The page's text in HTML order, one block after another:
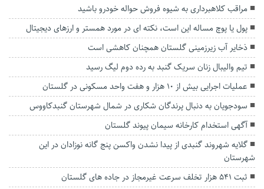
مراقب کلاهبرداری به شیوه فروش حواله خودرو باشید
پول یا پوچ مساله این است، نکته ای در مورد همستر و ارزهای دیجیتال
ذخایر آب زیرزمینی گلستان همچنان کاهشی است
تیم والیبال زنان سریک گنبد به رده دوم لیگ رسید
عملیات اجرایی بیش از ۱۰ هزار و هفت واحد مسکونی در گلستان
سودجویان به دنبال پرندگان شکاری در شمال شهرستان گنبدکاووس
آگهی استخدام کارخانه سیمان پیوند گلستان
گلایه شهروند گنبدی از پیدا نشدن واکسن پنج گانه نوزادان در‌ این
شهرستان
ثبت ۵۴۱ هزار تخلف سرعت غیرمجاز در جاده های گلستان